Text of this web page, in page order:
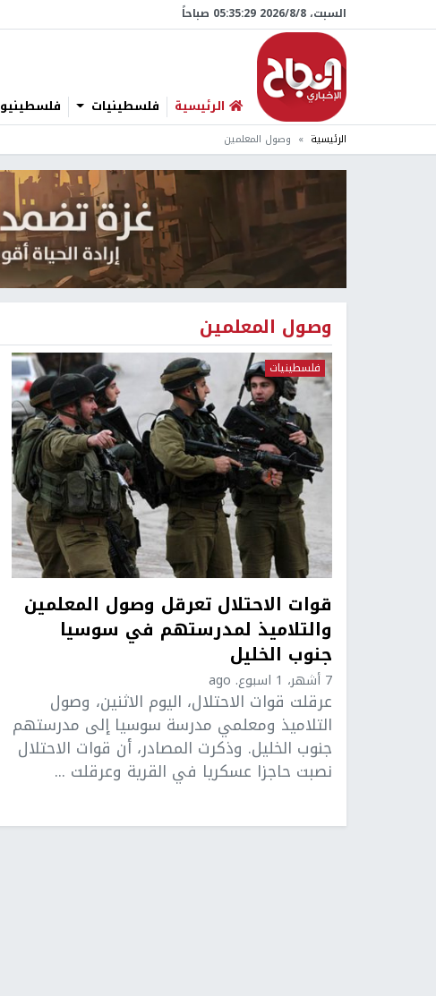
السبت، 8/‏8/‏2026 05:35:29 صباحاً
الرئيسية فلسطينيات فلسطينيو 48
الرئيسية وصول المعلمين
وصول المعلمين
فلسطينيات
قوات الاحتلال تعرقل وصول المعلمين
والتلاميذ لمدرستهم في سوسيا
جنوب الخليل
7 أشهر، 1 اسبوع. ago
عرقلت قوات الاحتلال، اليوم الاثنين، وصول
التلاميذ ومعلمي مدرسة سوسيا إلى مدرستهم
جنوب الخليل. وذكرت المصادر، أن قوات الاحتلال
نصبت حاجزا عسكريا في القرية وعرقلت ...